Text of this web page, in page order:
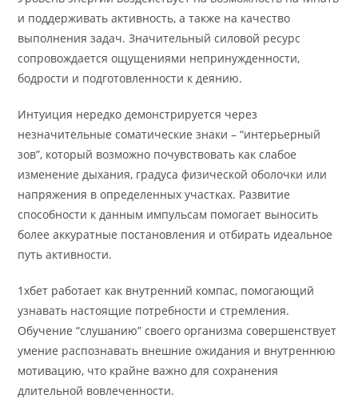
и поддерживать активность, а также на качество
выполнения задач. Значительный силовой ресурс
сопровождается ощущениями непринужденности,
бодрости и подготовленности к деянию.
Интуиция нередко демонстрируется через
незначительные соматические знаки – “интерьерный
зов”, который возможно почувствовать как слабое
изменение дыхания, градуса физической оболочки или
напряжения в определенных участках. Развитие
способности к данным импульсам помогает выносить
более аккуратные постановления и отбирать идеальное
путь активности.
1хбет работает как внутренний компас, помогающий
узнавать настоящие потребности и стремления.
Обучение “слушанию” своего организма совершенствует
умение распознавать внешние ожидания и внутреннюю
мотивацию, что крайне важно для сохранения
длительной вовлеченности.